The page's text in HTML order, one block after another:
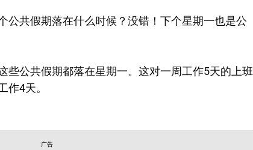
公共假期落在什么时候？没错！下个星期一也是公
些公共假期都落在星期一。这对一周工作5天的上班
作4天。
广告